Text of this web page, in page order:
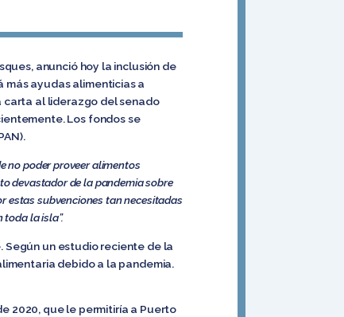
anunció hoy la inclusión de
ayudas alimenticias a
carta al liderazgo del senado
Los fondos se
no poder proveer alimentos
devastador de la pandemia sobre
estas subvenciones tan necesitadas
toda la isla”.
Según un estudio reciente de la
debido a la pandemia.
2020, que le permitiría a Puerto